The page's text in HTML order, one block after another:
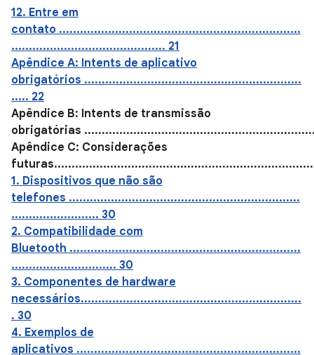
12. Entre em
contato .....................................................................
............................................ 21
Apêndice A: Intents de aplicativo
obrigatórios ..............................................................
..... 22
Apêndice B: Intents de transmissão
obrigatórias
Apêndice C: Considerações
1. Dispositivos que não são
telefones ..................................................................
......................... 30
2. Compatibilidade com
Bluetooth ..................................................................
.............................. 30
3. Componentes de hardware
necessários...............................................................
. 30
4. Exemplos de
aplicativos ................................................................